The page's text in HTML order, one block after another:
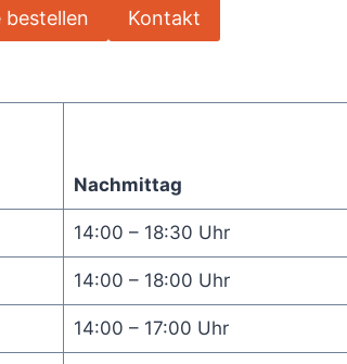
bestellen Kontakt
Nachmittag
14:00 – 18:30 Uhr
14:00 – 18:00 Uhr
14:00 – 17:00 Uhr